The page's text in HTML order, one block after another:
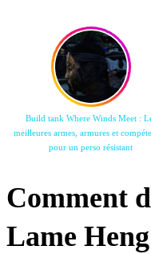
Build tank Where Winds Meet :
meilleures armes, armures et
pour un perso résistant
Comment
Lame